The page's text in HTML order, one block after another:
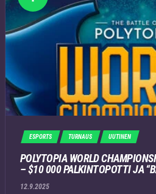
ESPORTS TURNAUS UUTINEN
POLYTOPIA WORLD
– $10 000 PALKINTOPOTTI JA
12.9.2025